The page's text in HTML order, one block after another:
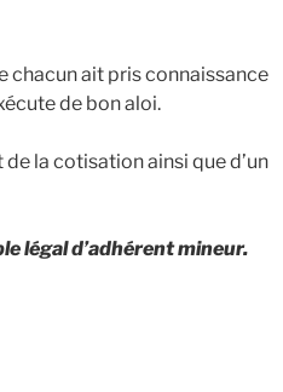
chacun ait pris connaissance
de bon aloi.
la cotisation ainsi que d’un
légal d’adhérent mineur.